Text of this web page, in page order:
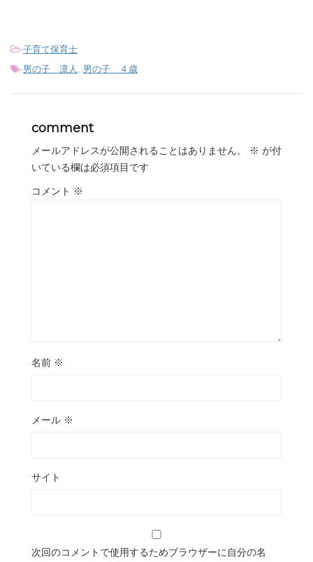
-子育て保育士
-男の子 凛人 , 男の子 ４歳
comment
メールアドレスが公開されることはありません。 ※ が付
いている欄は必須項目です
コメント ※
名前 ※
メール ※
サイト
次回のコメントで使用するためブラウザーに自分の名